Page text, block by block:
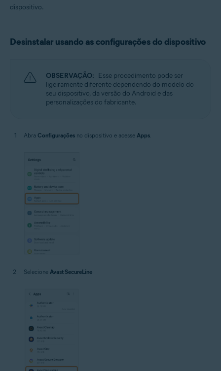
dispositivo.
Desinstalar usando as configurações do dispositivo
OBSERVAÇÃO: Esse procedimento pode ser
ligeiramente diferente dependendo do modelo do
seu dispositivo, da versão do Android e das
personalizações do fabricante.
Abra Configurações no dispositivo e acesse Apps
Selecione Avast SecureLine.